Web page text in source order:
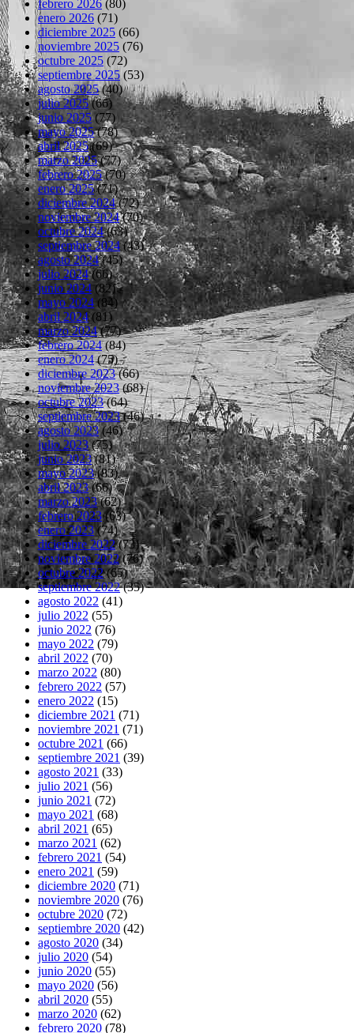
febrero 2026 (80)
enero 2026 (71)
diciembre 2025 (66)
noviembre 2025 (76)
octubre 2025 (72)
septiembre 2025 (53)
agosto 2025(40)
julio 2025(66)
junio 2025(77)
mayo 2025(78)
abril 2025(69)
marzo 2025(77)
febrero 2025(70)
enero 2025(71)
diciembre 2024(72)
noviembre 2024(70)
octubre 2024(63)
septiembre 2024(43)
agosto 2024(45)
julio 2024(66)
junio 2024 (82)
mayo 2024 (84)
abril 2024(81)
marzo 2024(77)
febrero 2024(84)
enero 2024(75)
diciembre 2023(66)
noviembre 2023(68)
octubre 2023(64)
septiembre 2023(46)
agosto 2023(46)
julio 2023(75)
junio 2023(81)
mayo 2023(83)
abril 2023(66)
marzo 2023(62)
febrero 2023(63)
enero 2023(74)
diciembre 2022(73)
noviembre 2022(76)
octubre 2022(65)
septiembre 2022(35)
agosto 2022 (41)
julio 2022 (55)
junio 2022 (76)
mayo 2022 (79)
abril 2022 (70)
marzo 2022 (80)
febrero 2022 (57)
enero 2022 (15)
diciembre 2021 (71)
noviembre 2021 (71)
octubre 2021 (66)
septiembre 2021 (39)
agosto 2021 (33)
julio 2021 (56)
junio 2021 (72)
mayo 2021 (68)
abril 2021 (65)
marzo 2021 (62)
febrero 2021 (54)
enero 2021 (59)
diciembre 2020 (71)
noviembre 2020 (76)
octubre 2020 (72)
septiembre 2020 (42)
agosto 2020 (34)
julio 2020 (54)
junio 2020 (55)
mayo 2020 (56)
abril 2020 (55)
marzo 2020 (62)
febrero 2020 (78)